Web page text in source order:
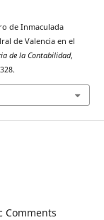
de Inmaculada
de Valencia en el
de la Contabilidad,
Comments